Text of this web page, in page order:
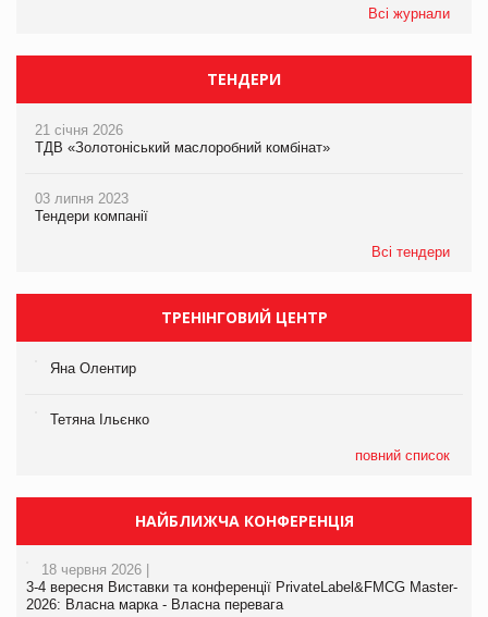
Всі журнали
ТЕНДЕРИ
21 січня 2026
ТДВ «Золотоніський маслоробний комбінат»
03 липня 2023
Тендери компанії
Всі тендери
ТРЕНІНГОВИЙ ЦЕНТР
Яна Олентир
Тетяна Ільєнко
повний список
НАЙБЛИЖЧА КОНФЕРЕНЦІЯ
18 червня 2026 |
3-4 вересня Виставки та конференції PrivateLabel&FMCG Master-
2026: Власна марка - Власна перевага